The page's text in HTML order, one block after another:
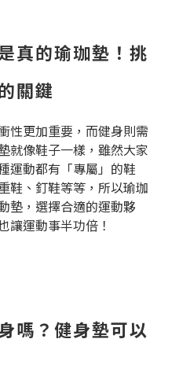
真的瑜珈墊！挑
關鍵
性更加重要，而健身則需
就像鞋子一樣，雖然大家
運動都有「專屬」的鞋
鞋、釘鞋等等，所以瑜珈
墊，選擇合適的運動夥
讓運動事半功倍！
嗎？健身墊可以